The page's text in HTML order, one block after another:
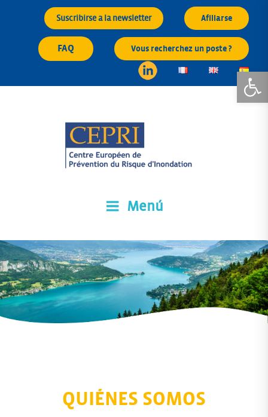
Abrir
contenido
Suscribirse a la newsletter Afiliarse
FAQ Vous recherchez un poste ?
Menú
QUIÉNES SOMOS